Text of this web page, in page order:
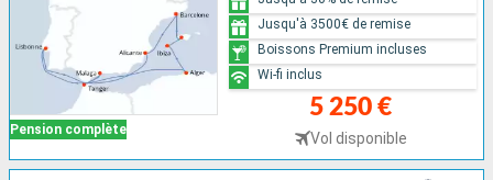
Pension complète
5 250 €
Vol disponible
Jusqu'à 3500€ de remise
Boissons Premium incluses
Wi-fi inclus